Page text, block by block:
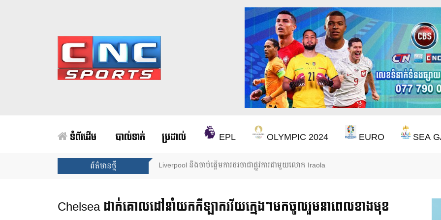
ទំព័រដើម បាល់ទាត់ ប្រដាល់ EPL OLYMPIC 2024 EURO SEA
ព័ត៌មានថ្មី Unai Emery សន្យាថានឹងឈ្នះពានរង្វាន់បន្ថែមទៀត បន្ទាប់ពី Aston Villa ឈ្នះពាន Europa League
Chelsea ដាក់គោលដៅនាំយកកីឡាករវ័យក្មេងៗមកចូលរួមនាពេលខាងមុខ